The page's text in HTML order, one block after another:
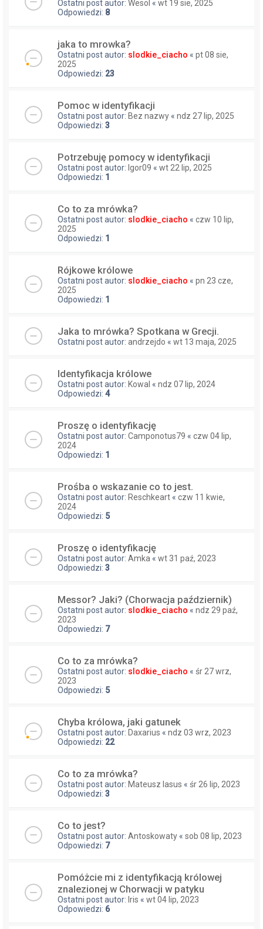
Ostatni post autor: Wesol « wt 19 sie, 2025
Odpowiedzi: 8
jaka to mrowka?
Ostatni post autor: slodkie_ciacho « pt 08 sie,
2025
Odpowiedzi: 23
Pomoc w identyfikacji
Ostatni post autor: Bez nazwy « ndz 27 lip, 2025
Odpowiedzi: 3
Potrzebuję pomocy w identyfikacji
Ostatni post autor: Igor09 « wt 22 lip, 2025
Odpowiedzi: 1
Co to za mrówka?
Ostatni post autor: slodkie_ciacho « czw 10 lip,
2025
Odpowiedzi: 1
Rójkowe królowe
Ostatni post autor: slodkie_ciacho « pn 23 cze,
2025
Odpowiedzi: 1
Jaka to mrówka? Spotkana w Grecji.
Ostatni post autor: andrzejdo « wt 13 maja, 2025
Identyfikacja królowe
Ostatni post autor: Kowal « ndz 07 lip, 2024
Odpowiedzi: 4
Proszę o identyfikację
Ostatni post autor: Camponotus79 « czw 04 lip,
2024
Odpowiedzi: 1
Prośba o wskazanie co to jest.
Ostatni post autor: Reschkeart « czw 11 kwie,
2024
Odpowiedzi: 5
Proszę o identyfikację
Ostatni post autor: Amka « wt 31 paź, 2023
Odpowiedzi: 3
Messor? Jaki? (Chorwacja październik)
Ostatni post autor: slodkie_ciacho « ndz 29 paź,
2023
Odpowiedzi: 7
Co to za mrówka?
Ostatni post autor: slodkie_ciacho « śr 27 wrz,
2023
Odpowiedzi: 5
Chyba królowa, jaki gatunek
Ostatni post autor: Daxarius « ndz 03 wrz, 2023
Odpowiedzi: 22
Co to za mrówka?
Ostatni post autor: Mateusz lasus « śr 26 lip, 2023
Odpowiedzi: 3
Co to jest?
Ostatni post autor: Antoskowaty « sob 08 lip, 2023
Odpowiedzi: 7
Pomóżcie mi z identyfikacją królowej
znalezionej w Chorwacji w patyku
Ostatni post autor: Iris « wt 04 lip, 2023
Odpowiedzi: 6